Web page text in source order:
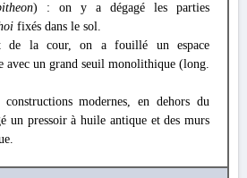
) : on y a dégagé les parties
fixés dans le sol.
de la cour, on a fouillé un espace
avec un grand seuil monolithique (long.
modernes, en dehors du
un pressoir à huile antique et des murs